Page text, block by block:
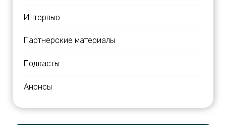
Интервью
Партнерские материалы
Подкасты
Анонсы